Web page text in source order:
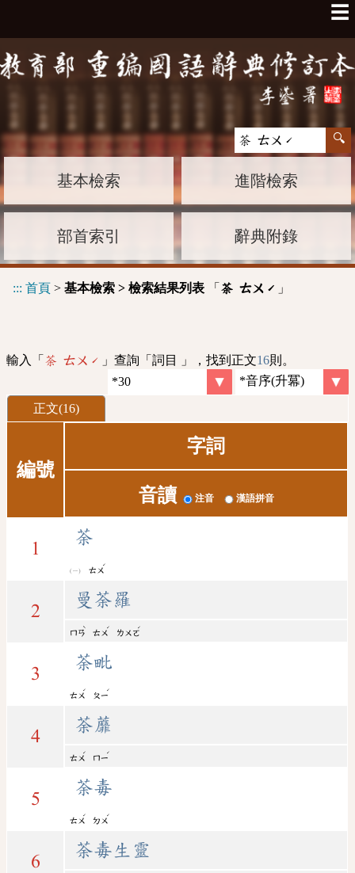
☰
基本檢索 進階檢索
部首索引 辭典附錄
::: 首頁 > 基本檢索 > 檢索結果列表 「 荼 ㄊㄨˊ 」
輸入「 荼 ㄊㄨˊ 」查詢「詞目 」，找到正文16則。
正文(16)
編號
字詞
音讀 注音 漢語拼音
1
荼
ㄊㄨ
ˊ
2
曼荼羅
ㄇㄢ
ˋ
ㄊㄨ
ˊ
ㄌㄨㄛ
ˊ
3
荼毗
ㄊㄨ
ˊ
ㄆㄧ
ˊ
4
荼蘼
ㄊㄨ
ˊ
ㄇㄧ
ˊ
5
荼毒
ㄊㄨ
ˊ
ㄉㄨ
ˊ
6
荼毒生靈